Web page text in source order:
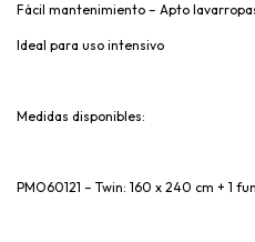
Fácil mantenimiento – Apto
Ideal para uso intensivo
Medidas disponibles:
PMO60121 – Twin: 160 x 240 cm + 1